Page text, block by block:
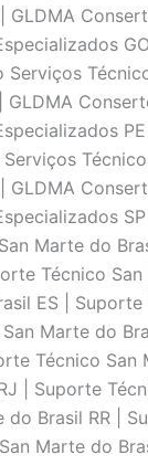
Marte do
Técnico
ES |
Marte do
Técnico
| Suporte
do Brasil RR |
Marte do